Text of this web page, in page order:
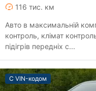
116 тис. км
Авто в максимальній
контроль, клімат
підігрів передніх с...
С VIN-кодом